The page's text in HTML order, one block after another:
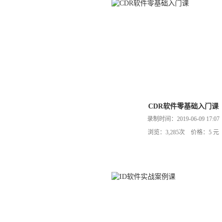
CDR软件零基础入门课
录制时间：2019-06-09 17:07
浏览：3,285次 价格：5 元